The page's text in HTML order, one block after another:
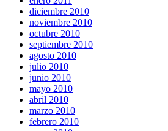
diciembre 2010
noviembre 2010
octubre 2010
septiembre 2010
agosto 2010
julio 2010
junio 2010
mayo 2010
abril 2010
marzo 2010
febrero 2010